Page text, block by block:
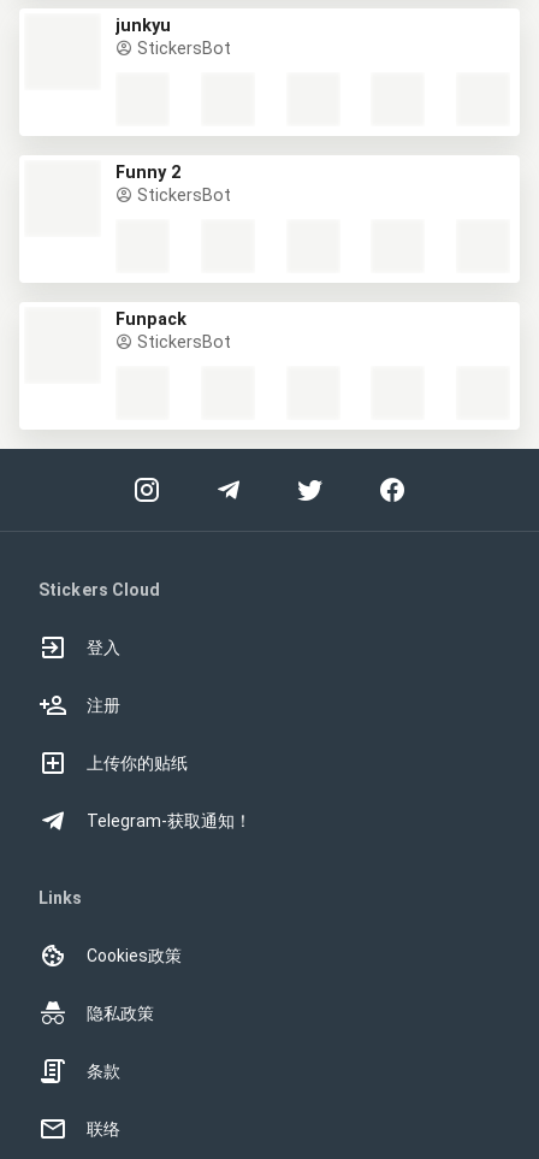
junkyu
StickersBot
Funny 2
StickersBot
Funpack
StickersBot
Stickers Cloud
登入
注册
上传你的贴纸
Telegram-获取通知！
Links
Cookies政策
隐私政策
条款
联络